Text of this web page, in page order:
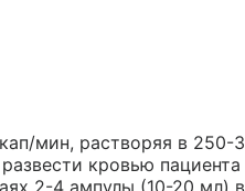
мин, растворяя в 250-
кровью
2-4 ампулы (10-20 мл)